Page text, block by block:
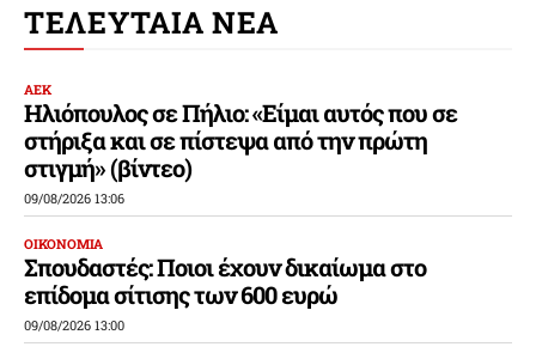
ΤΕΛΕΥΤΑΙΑ ΝΕΑ
ΑΕΚ
Ηλιόπουλος σε Πήλιο: «Είμαι αυτός που σε
στήριξα και σε πίστεψα από την πρώτη
στιγμή» (βίντεο)
09/08/2026 13:06
ΟΙΚΟΝΟΜΙΑ
Σπουδαστές: Ποιοι έχουν δικαίωμα στο
επίδομα σίτισης των 600 ευρώ
09/08/2026 13:00